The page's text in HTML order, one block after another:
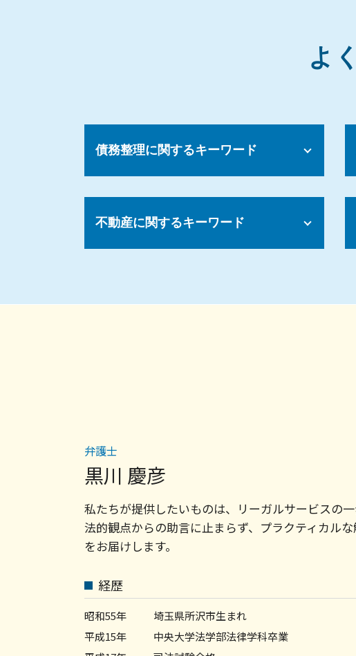
よ
債務整理に関するキーワード
債務 相続税
債務整理 制限
債務整理とは 法人
自己破産 クレジットカード
債務整理 会社
債務 契約書
不動産に関するキーワード
契約トラブル 相談
売買契約 不動産
不動産 売買契約 解除
アパート 賃貸契約
不動産会社 トラブル
明け渡し 訴訟
住宅 売買 契約
弁護士
黒川 慶彦
私たちが提供したいものは、リーガルサービスの
法的観点からの助言に止まらず、プラクティカル
をお届けします。
経歴
昭和55年
埼玉県所沢市生まれ
平成15年
中央大学法学部法律学科卒業